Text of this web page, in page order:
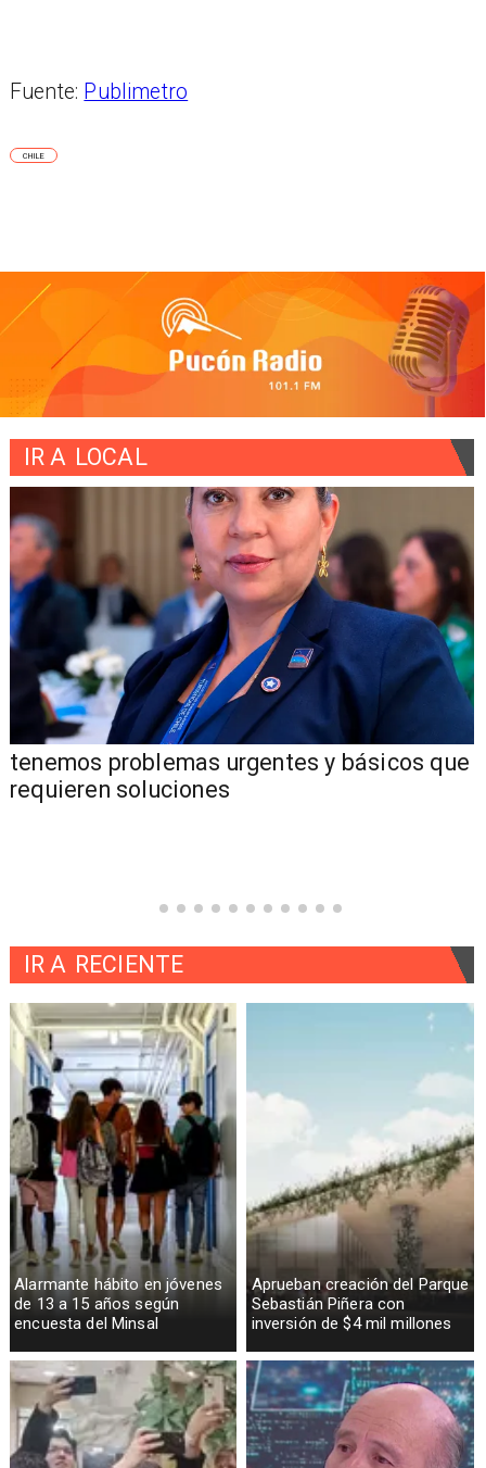
Fuente: Publimetro
CHILE
IR A LOCAL
tenemos problemas urgentes y básicos que
requieren soluciones
Alarmante hábito en jóvenes
de 13 a 15 años según
encuesta del Minsal
Aprueban creación del Parque
Sebastián Piñera con
inversión de $4 mil millones
IR A RECIENTE